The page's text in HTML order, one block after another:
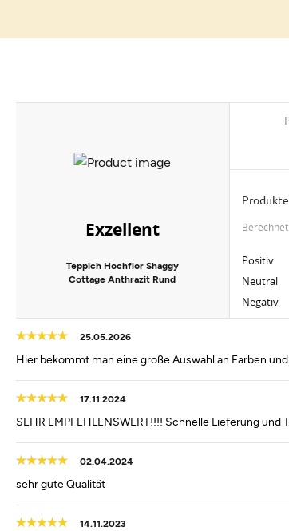
Exzellent
Teppich Hochflor Shaggy
Cottage Anthrazit Rund
Positiv
Neutral
Negativ
25.05.2026
Hier bekommt man eine große Auswahl an Farben
17.11.2024
SEHR EMPFEHLENSWERT!!!! Schnelle Lieferung und
02.04.2024
sehr gute Qualität
14.11.2023